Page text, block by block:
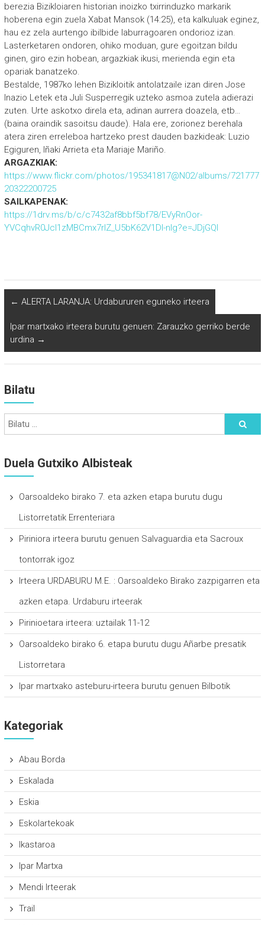
berezia Bizikloiaren historian inoizko txirrinduzko markarik
hoberena egin zuela Xabat Mansok (14:25), eta kalkuluak eginez,
hau ez zela aurtengo ibilbide laburragoaren ondorioz izan.
Lasterketaren ondoren, ohiko moduan, gure egoitzan bildu
ginen, giro ezin hobean, argazkiak ikusi, merienda egin eta
opariak banatzeko.
Bestalde, 1987ko lehen Bizikloitik antolatzaile izan diren Jose
Inazio Letek eta Juli Susperregik uzteko asmoa zutela adierazi
zuten. Urte askotxo direla eta, adinan aurrera doazela, etb…
(baina oraindik sasoitsu daude). Hala ere, zorionez berehala
atera ziren erreleboa hartzeko prest dauden bazkideak: Luzio
Egiguren, Iñaki Arrieta eta Mariaje Mariño.
ARGAZKIAK:
https://www.flickr.com/photos/195341817@N02/albums/721777
20322200725
SAILKAPENAK:
https://1drv.ms/b/c/c7432af8bbf5bf78/EVyRnOor-
YVCqhvR0Jcl1zMBCmx7rIZ_U5bK62V1DI-nIg?e=JDjGQI
← ALERTA LARANJA: Urdabururen eguneko irteera
Ipar martxako irteera burutu genuen: Zarauzko gerriko berde
urdina →
Bilatu
Duela Gutxiko Albisteak
Oarsoaldeko birako 7. eta azken etapa burutu dugu
Listorretatik Errenteriara
Piriniora irteera burutu genuen Salvaguardia eta Sacroux
tontorrak igoz
Irteera URDABURU M.E. : Oarsoaldeko Birako zazpigarren eta
azken etapa. Urdaburu irteerak
Pirinioetara irteera: uztailak 11-12
Oarsoaldeko birako 6. etapa burutu dugu Añarbe presatik
Listorretara
Ipar martxako asteburu-irteera burutu genuen Bilbotik
Kategoriak
Abau Borda
Eskalada
Eskia
Eskolartekoak
Ikastaroa
Ipar Martxa
Mendi Irteerak
Trail